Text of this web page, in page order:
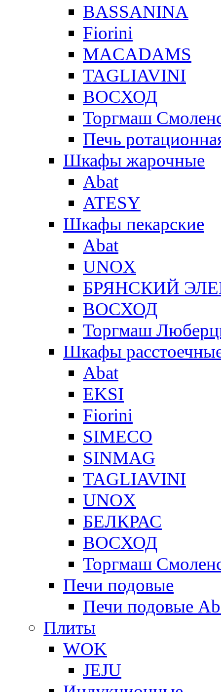
BASSANINA
Fiorini
MACADAMS
TAGLIAVINI
ВОСХОД
Торгмаш
Печь
Шкафы жарочные
Abat
ATESY
Шкафы пекарские
Abat
UNOX
БРЯНСКИЙ
ВОСХОД
Торгмаш
Шкафы
Abat
EKSI
Fiorini
SIMECO
SINMAG
TAGLIAVINI
UNOX
БЕЛКРАС
ВОСХОД
Торгмаш
Печи подовые
Печи подовые
Плиты
WOK
JEJU